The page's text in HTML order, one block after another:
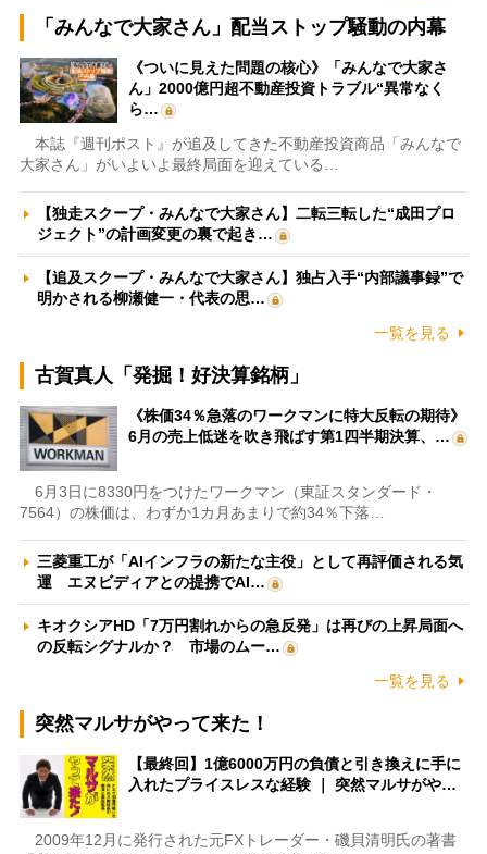
「みんなで大家さん」配当ストップ騒動の内幕
《ついに見えた問題の核心》「みんなで大家さ
ん」2000億円超不動産投資トラブル“異常なく
ら…
本誌『週刊ポスト』が追及してきた不動産投資商品「みんなで
大家さん」がいよいよ最終局面を迎えている…
【独走スクープ・みんなで大家さん】二転三転した“成田プロ
ジェクト”の計画変更の裏で起き…
【追及スクープ・みんなで大家さん】独占入手“内部議事録”で
明かされる柳瀬健一・代表の思…
一覧を見る
古賀真人「発掘！好決算銘柄」
《株価34％急落のワークマンに特大反転の期待》
6月の売上低迷を吹き飛ばす第1四半期決算、…
6月3日に8330円をつけたワークマン（東証スタンダード・
7564）の株価は、わずか1カ月あまりで約34％下落…
三菱重工が「AIインフラの新たな主役」として再評価される気
運 エヌビディアとの提携でAI…
キオクシアHD「7万円割れからの急反発」は再びの上昇局面へ
の反転シグナルか？ 市場のムー…
一覧を見る
突然マルサがやって来た！
【最終回】1億6000万円の負債と引き換えに手に
入れたプライスレスな経験 ｜ 突然マルサがや…
2009年12月に発行された元FXトレーダー・磯貝清明氏の著書